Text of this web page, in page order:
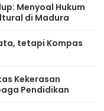
Menyoal Hukum
di Madura
tetapi Kompas
Kekerasan
Pendidikan